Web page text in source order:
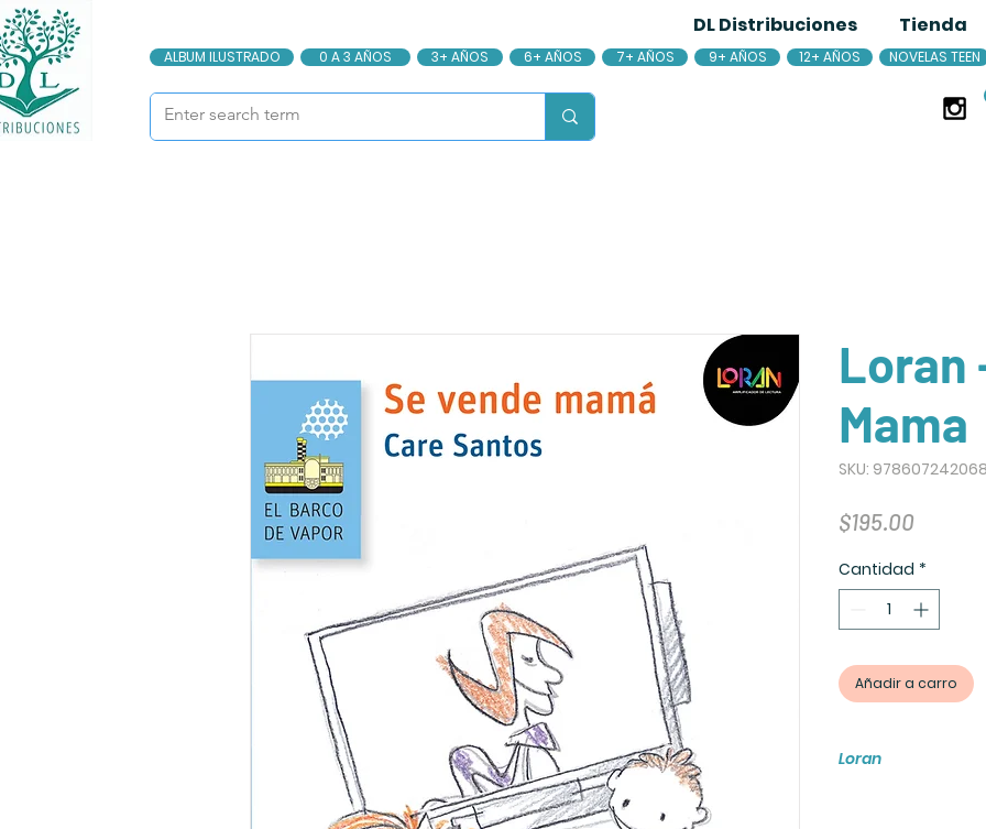
DL Distribuciones Tienda
ALBUM ILUSTRADO 0 A 3 AÑOS 3+ AÑOS 6+ AÑOS 7+ AÑOS 9+ AÑOS 12+ AÑOS NOVELAS TEEN
Loran
Mama
SKU:
$195.00
Cantidad *
Añadir a carro
Loran